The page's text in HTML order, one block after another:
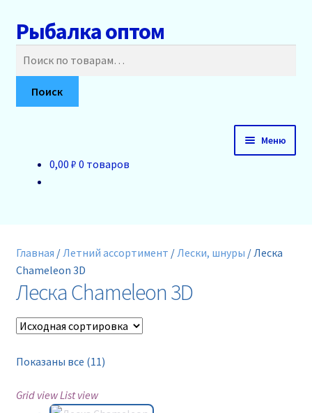
Перейти
к
навигации
Перейти
к
содержимому
Рыбалка оптом
Поиск
Меню
Доставка и оплата
Акции
Новинки
Прайс
Контакты
0,00 ₽ 0 товаров
Главная /Летний ассортимент /Лески, шнуры /Леска
Chameleon 3D
Леска Chameleon 3D
Показаны все (11)
Grid viewList view